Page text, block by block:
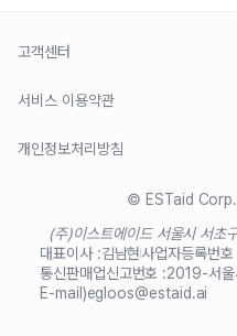
고객센터
서비스 이용약관
개인정보처리방침
© ESTaid
(주)이스트에이드 서울시 서초
대표이사 :김남현사업자등록번호
통신판매업신고번호 :2019-서
E-mail)egloos@estaid.ai